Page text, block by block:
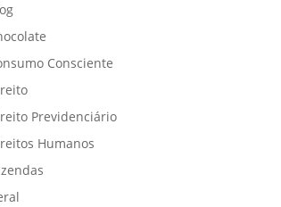
Consciente
Previdenciário
Humanos